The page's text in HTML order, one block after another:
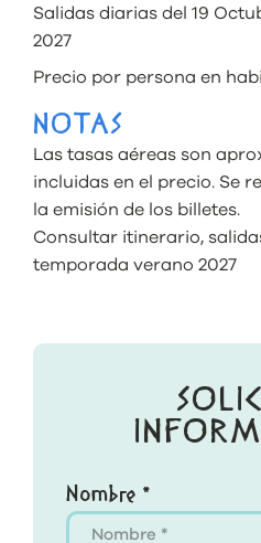
Salidas diarias del 19
2027
Precio por persona en
NOTAS
Las tasas aéreas son
incluidas en el precio. Se
la emisión de los billetes.
Consultar itinerario,
temporada verano 2027
Nombre *